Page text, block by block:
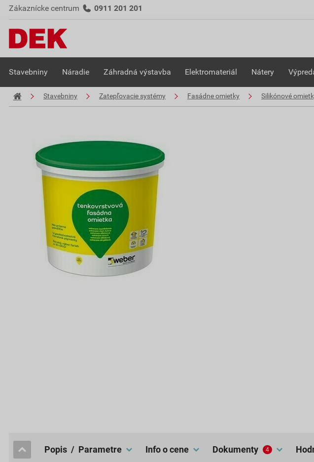
Zákaznícke centrum 0911 201 201
Stavebniny Náradie Záhradná výstavba Elektromateriál Nátery
Stavebniny Zatepľovacie systémy Fasádne omietky Silikónové
popis / Parametre Info o cene dokumenty 4